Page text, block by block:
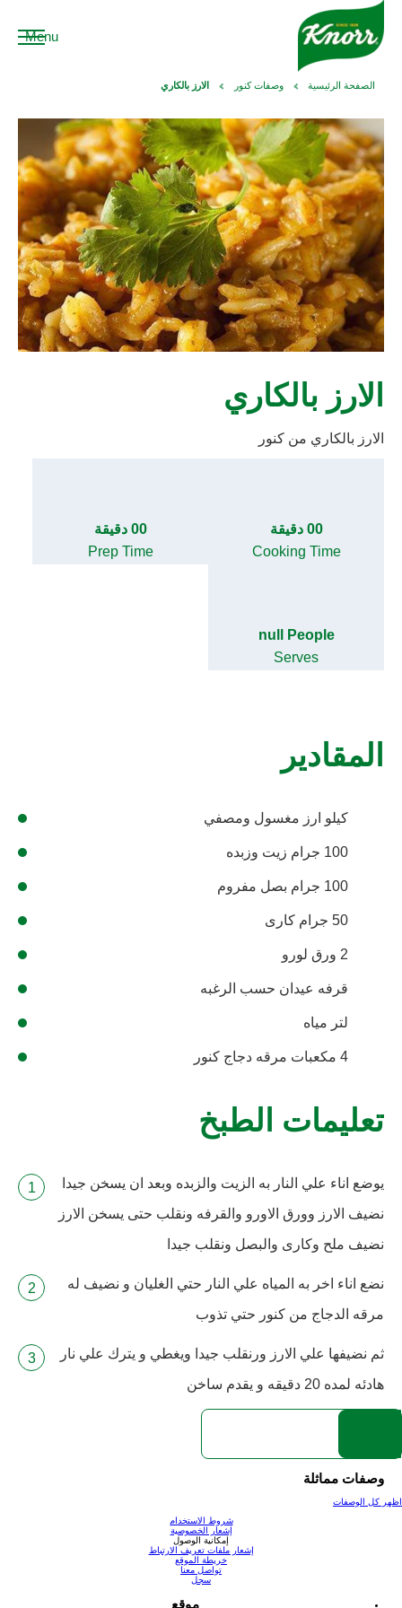
Menu
الصفحة الرئيسية وصفات كنور الارز بالكاري
الارز بالكاري
الارز بالكاري من كنور
00 دقيقة
Cooking Time
00 دقيقة
Prep Time
null People
Serves
المقادير
كيلو ارز مغسول ومصفي
100 جرام زيت وزبده
100 جرام بصل مفروم
50 جرام كارى
2 ورق لورو
قرفه عيدان حسب الرغبه
لتر مياه
4 مكعبات مرقه دجاج كنور
تعليمات الطبخ
يوضع اناء علي النار به الزيت والزبده وبعد ان يسخن جيدا
نضيف الارز وورق الاورو والقرفه ونقلب حتى يسخن الارز
نضيف ملح وكارى والبصل ونقلب جيدا
نضع اناء اخر به المياه علي النار حتي الغليان و نضيف له
مرقه الدجاج من كنور حتي تذوب
ثم نضيفها علي الارز ورنقلب جيدا ويغطي و يترك علي نار
هادئه لمده 20 دقيقه و يقدم ساخن
وصفات مماثلة
اظهر كل الوصفات
شروط الاستخدام
إشعار الخصوصية
إمكانية الوصول
إشعار ملفات تعريف الارتباط
خريطة الموقع
تواصل معنا
سجل
موقع